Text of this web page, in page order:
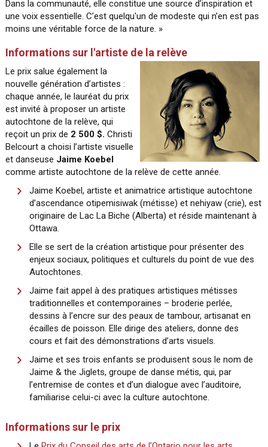
Dans la communauté, elle constitue une source d’inspiration et
une voix essentielle. C’est quelqu'un de modeste qui n’en est pas
moins une véritable force de la nature. »
Informations sur l'artiste de la relève
Le prix salue également la
nouvelle génération d’artistes :
chaque année, le lauréat du prix
est invité à proposer un artiste
autochtone de la relève, qui
reçoit un prix de 2 500 $. Christi
Belcourt a choisi l’artiste visuelle
et danseuse Jaime Koebel
comme artiste autochtone de la relève de cette année.
Jaime Koebel, artiste et animatrice artistique autochtone
d’ascendance otipemisiwak (métisse) et nehiyaw (crie), est
originaire de Lac La Biche (Alberta) et réside maintenant à
Ottawa.
Elle se sert de la création artistique pour présenter des
enjeux sociaux, politiques et culturels du point de vue des
Autochtones.
Jaime fait appel à des pratiques artistiques métisses
traditionnelles et contemporaines – broderie perlée,
dessins à l’encre sur des peaux de tambour, artisanat en
écailles de poisson. Elle dirige des ateliers, donne des
cours et fait des démonstrations d’arts visuels.
Jaime et ses trois enfants se produisent sous le nom de
Jaime & the Jiglets, groupe de danse métis, qui, par
l’entremise de contes et d’un dialogue avec l’auditoire,
familiarise celui-ci avec la culture autochtone.
Informations sur le prix